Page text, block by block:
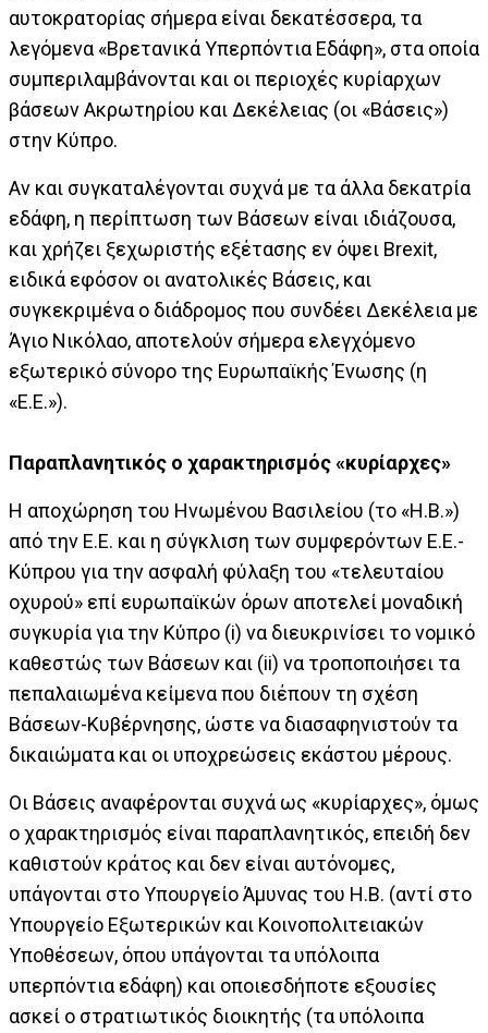
αυτοκρατορίας σήμερα είναι δεκατέσσερα, τα
λεγόμενα «Βρετανικά Υπερπόντια Εδάφη», στα οποία
συμπεριλαμβάνονται και οι περιοχές κυρίαρχων
βάσεων Ακρωτηρίου και Δεκέλειας (οι «Βάσεις»)
στην Κύπρο.
Αν και συγκαταλέγονται συχνά με τα άλλα δεκατρία
εδάφη, η περίπτωση των Βάσεων είναι ιδιάζουσα,
και χρήζει ξεχωριστής εξέτασης εν όψει Brexit,
ειδικά εφόσον οι ανατολικές Βάσεις, και
συγκεκριμένα ο διάδρομος που συνδέει Δεκέλεια με
Άγιο Νικόλαο, αποτελούν σήμερα ελεγχόμενο
εξωτερικό σύνορο της Ευρωπαϊκής Ένωσης (η
«Ε.Ε.»).
Παραπλανητικός ο χαρακτηρισμός «κυρίαρχες»
Η αποχώρηση του Ηνωμένου Βασιλείου (το «Η.Β.»)
από την Ε.Ε. και η σύγκλιση των συμφερόντων Ε.Ε.-
Κύπρου για την ασφαλή φύλαξη του «τελευταίου
οχυρού» επί ευρωπαϊκών όρων αποτελεί μοναδική
συγκυρία για την Κύπρο (i) να διευκρινίσει το νομικό
καθεστώς των Βάσεων και (ii) να τροποποιήσει τα
πεπαλαιωμένα κείμενα που διέπουν τη σχέση
Βάσεων-Κυβέρνησης, ώστε να διασαφηνιστούν τα
δικαιώματα και οι υποχρεώσεις εκάστου μέρους.
Οι Βάσεις αναφέρονται συχνά ως «κυρίαρχες», όμως
ο χαρακτηρισμός είναι παραπλανητικός, επειδή δεν
καθιστούν κράτος και δεν είναι αυτόνομες,
υπάγονται στο Υπουργείο Άμυνας του Η.Β. (αντί στο
Υπουργείο Εξωτερικών και Κοινοπολιτειακών
Υποθέσεων, όπου υπάγονται τα υπόλοιπα
υπερπόντια εδάφη) και οποιεσδήποτε εξουσίες
ασκεί ο στρατιωτικός διοικητής (τα υπόλοιπα